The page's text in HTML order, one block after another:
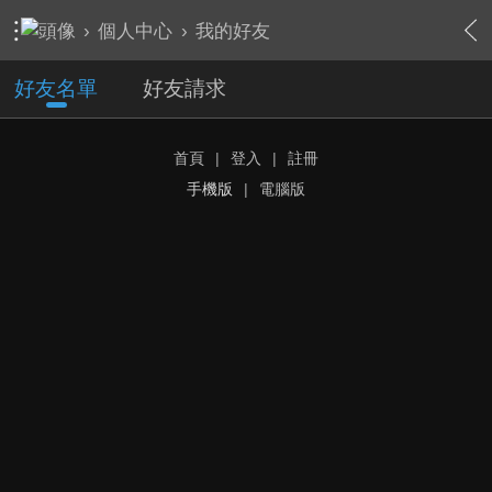
› 個人中心 › 我的好友
好友名單 好友請求
首頁 | 登入 |
註冊
手機版
| 電腦版